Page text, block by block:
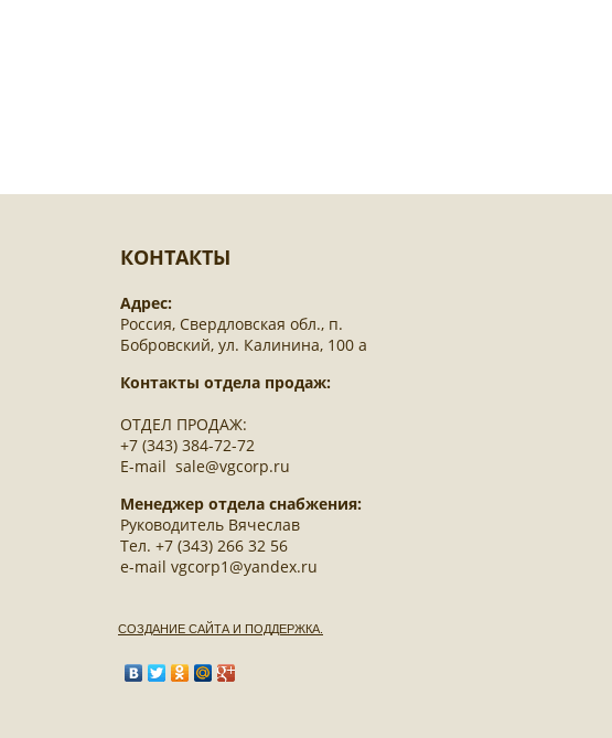
КОНТАКТЫ
Адрес:
Россия, Свердловская обл., п.
Бобровский, ул. Калинина, 100 а
Контакты отдела продаж:
ОТДЕЛ ПРОДАЖ:
+7 (343) 384-72-72
E-mail sale@vgcorp.ru
Менеджер отдела снабжения:
Руководитель Вячеслав
Тел. +7 (343) 266 32 56
e-mail vgcorp1@yandex.ru
СОЗДАНИЕ САЙТА И ПОДДЕРЖКА.